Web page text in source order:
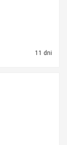
11 dni